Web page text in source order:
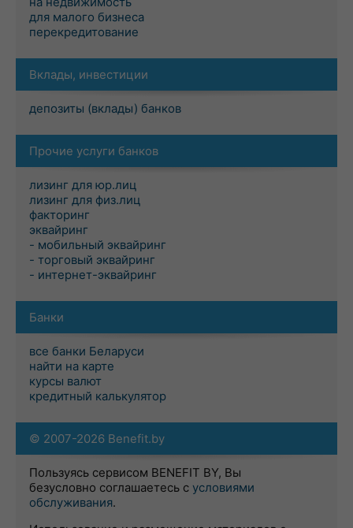
для малого бизнеса
перекредитование
Вклады, инвестиции
депозиты (вклады) банков
Прочие услуги банков
лизинг для юр.лиц
лизинг для физ.лиц
факторинг
эквайринг
- мобильный эквайринг
- торговый эквайринг
- интернет-эквайринг
Банки
все банки Беларуси
найти на карте
курсы валют
кредитный калькулятор
© 2007-2026 Benefit.by
Пользуясь сервисом BENEFIT BY, Вы
безусловно соглашаетесь с условиями
обслуживания.